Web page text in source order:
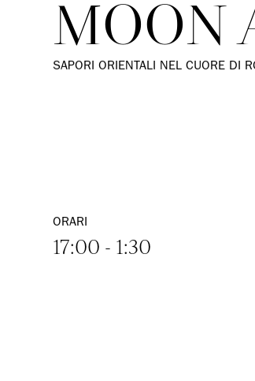
MOON
SAPORI ORIENTALI NEL CUORE DI
ORARI
17:00 - 1:30